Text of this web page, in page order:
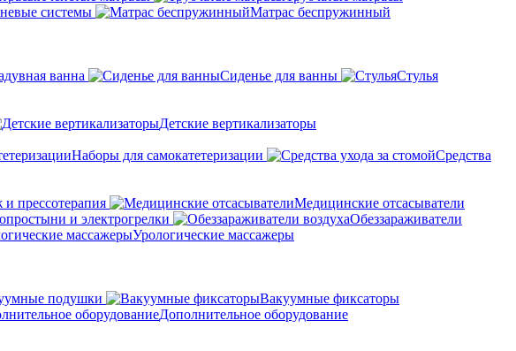
системы
Матрас беспружинный
ванна Сиденье для ванны
Стулья
Детские вертикализаторы
Наборы для самокатетеризации
Средства
прессотерапия
Медицинские отсасыватели
и электрогрелки
Обеззараживатели
Урологические массажеры
подушки
Вакуумные фиксаторы
Дополнительное оборудование